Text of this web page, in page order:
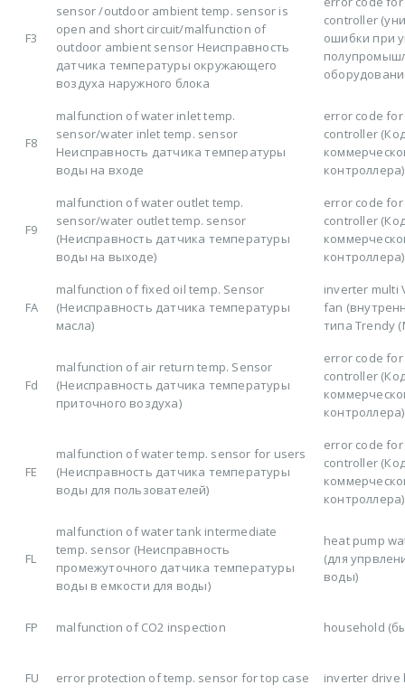
F3
sensor /outdoor ambient temp. sensor is
open and short circuit/malfunction of
outdoor ambient sensor Неисправность
датчика температуры окружающего
воздуха наружного блока
controller
ошибки при
F8
malfunction of water inlet temp.
sensor/water inlet temp. sensor
Неисправность датчика температуры
воды на входе
error code
controller
контроллера)
F9
malfunction of water outlet temp.
sensor/water outlet temp. sensor
(Неисправность датчика температуры
воды на выходе)
error code
controller
контроллера)
FA
malfunction of fixed oil temp. Sensor
(Неисправность датчика температуры
масла)
inverter multi
fan
типа Trendy
Fd
malfunction of air return temp. Sensor
(Неисправность датчика температуры
приточного воздуха)
error code
controller
контроллера)
FE
malfunction of water temp. sensor for users
(Неисправность датчика температуры
воды для пользователей)
error code
controller
контроллера)
FL
malfunction of water tank intermediate
temp. sensor (Неисправность
промежуточного датчика температуры
воды в емкости для воды)
heat pump
(для
воды)
FP malfunction of CO2 inspection household
FU error protection of temp. sensor for top case inverter drive